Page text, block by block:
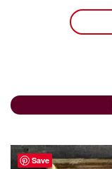
Save